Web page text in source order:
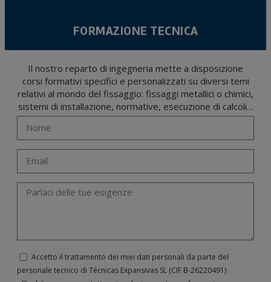
FORMAZIONE TECNICA
Il nostro reparto di ingegneria mette a disposizione
corsi formativi specifici e personalizzati su diversi temi
relativi al mondo del fissaggio: fissaggi metallici o chimici,
sistemi di installazione, normative, esecuzione di calcoli…
Accetto il trattamento dei miei dati personali da parte del
personale tecnico di Técnicas Expansivas SL (CIF B-­26220491)